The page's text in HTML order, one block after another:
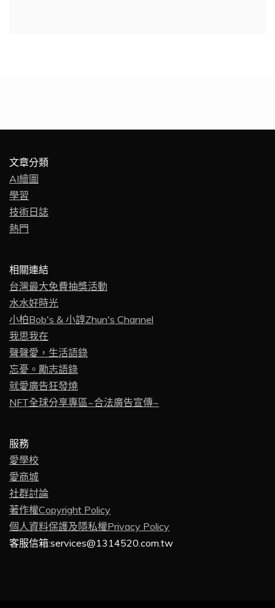
文章分類
AI繪圖
學習
技術日誌
熱門
相關連結
台灣最大免費抽獎活動
水水好時光
小柏Bob's & 小諄Zhun's Channel
我思我在
聲聲愛，生活語錄
忘憂。勵志語錄
就愛廣告狂發燒
NFT全球分享專區~合法廣告宣傳~
服務
愛學校
愛商城
社群討論
著作權Copyright Policy
個人資料保護及隱私權Privacy Policy
客服信箱:services@1314520.com.tw